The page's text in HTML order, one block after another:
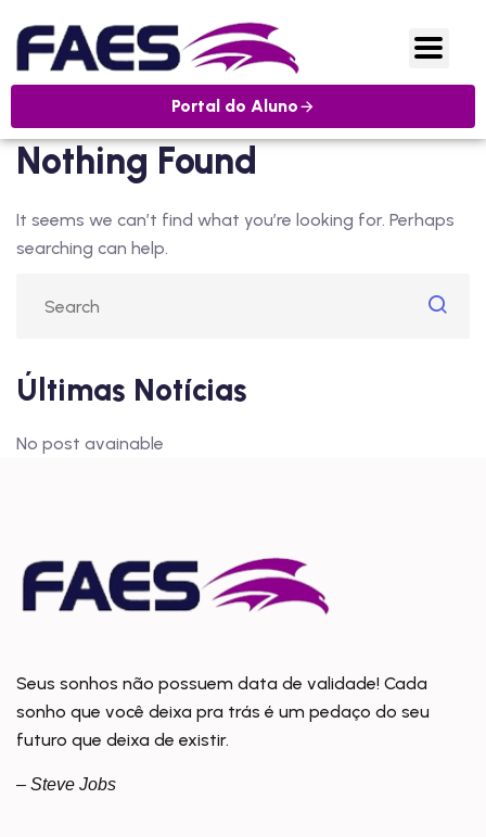
Portal do Aluno
Nothing Found
It seems we can’t find what you’re looking for. Perhaps
searching can help.
Últimas Notícias
No post avainable
Seus sonhos não possuem data de validade! Cada
sonho que você deixa pra trás é um pedaço do seu
futuro que deixa de existir.
– Steve Jobs